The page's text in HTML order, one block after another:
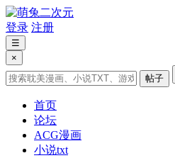
登录 注册
☰
×
帖子
首页
论坛
ACG漫画
小说txt